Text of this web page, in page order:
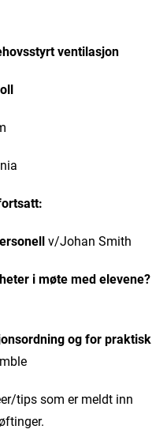
ventilasjon
v/Johan Smith
i møte med elevene?
og for praktisk
tips som er meldt inn